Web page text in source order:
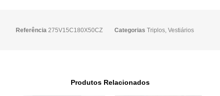
Referência 275V15C180X50CZ Categorias Triplos ,Vestiários
Produtos Relacionados